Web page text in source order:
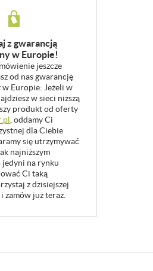
z gwarancją
w Europie!
jeszcze
od nas gwarancję
w Europie: Jeżeli w
w sieci niższą
produkt od oferty
, oddamy Ci
dla Ciebie
się utrzymywać
najniższym
jedyni na rynku
Ci taką
z dzisiejszej
zamów już teraz.